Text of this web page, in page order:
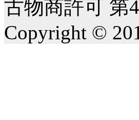
古物商許可 第
Copyright ©